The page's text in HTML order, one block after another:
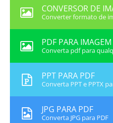
CONVERSOR DE
Converter formato de
PDF PARA IMAGEM
Converta pdf para
PPT PARA PDF
Converta PPT e PPTX
JPG PARA PDF
Converta JPG para PDF